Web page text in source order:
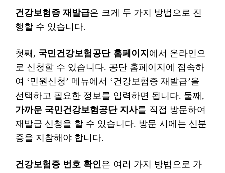
건강보험증 재발급은 크게 두 가지 방법으로 진
행할 수 있습니다.
첫째, 국민건강보험공단 홈페이지 에서 온라인으
로 신청할 수 있습니다. 공단 홈페이지에 접속하
여 ‘민원신청’ 메뉴에서 ‘건강보험증 재발급’을
선택하고 필요한 정보를 입력하면 됩니다. 둘째,
가까운 국민건강보험공단 지사를 직접 방문하여
재발급 신청을 할 수 있습니다. 방문 시에는 신분
증을 지참해야 합니다.
건강보험증 번호 확인은 여러 가지 방법으로 가